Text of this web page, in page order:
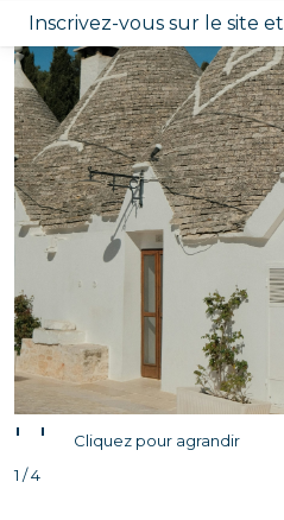
Inscrivez-vous sur le site et
' '
Cliquez pour agrandir
1 / 4